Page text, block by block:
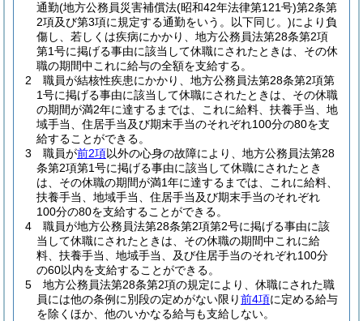
通勤(地方公務員災害補償法(昭和42年法律第121号)第2条第
2項及び第3項に規定する通勤をいう。以下同じ。)により負
傷し、若しくは疾病にかかり、地方公務員法第28条第2項
第1号に掲げる事由に該当して休職にされたときは、その休
職の期間中これに給与の全額を支給する。
2
職員が結核性疾患にかかり、地方公務員法第28条第2項第
1号に掲げる事由に該当して休職にされたときは、その休職
の期間が満2年に達するまでは、これに給料、扶養手当、地
域手当、住居手当及び期末手当のそれぞれ100分の80を支
給することができる。
3
職員が前2項以外の心身の故障により、地方公務員法第28
条第2項第1号に掲げる事由に該当して休職にされたとき
は、その休職の期間が満1年に達するまでは、これに給料、
扶養手当、地域手当、住居手当及び期末手当のそれぞれ
100分の80を支給することができる。
4
職員が地方公務員法第28条第2項第2号に掲げる事由に該
当して休職にされたときは、その休職の期間中これに給
料、扶養手当、地域手当、及び住居手当のそれぞれ100分
の60以内を支給することができる。
5
地方公務員法第28条第2項の規定により、休職にされた職
員には他の条例に別段の定めがない限り前4項に定める給与
を除くほか、他のいかなる給与も支給しない。